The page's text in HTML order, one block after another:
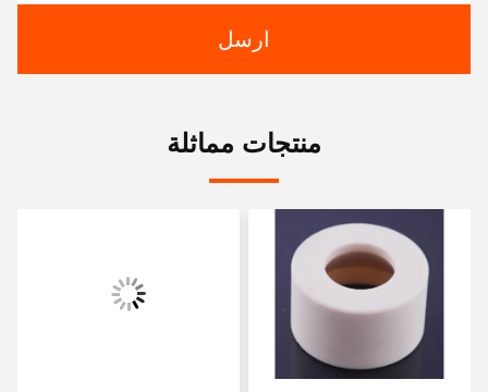
ارسل
منتجات مماثلة